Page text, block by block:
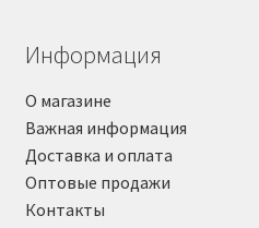
Информация
О магазине
Важная информация
Доставка и оплата
Оптовые продажи
Контакты